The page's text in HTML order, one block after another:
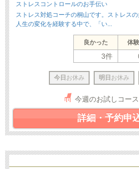
ストレスコントロールのお手伝い
ストレス対処コーチの桐山です。ストレスの
人生の変化を経験する中で、「い...
良かった 体
3件
今日 お休み 明日 お休み
今週のお試しコー
詳細・予約申